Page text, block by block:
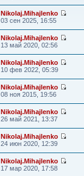
Nikolaj.Mihajlenko
03 сен 2025, 16:55
Nikolaj.Mihajlenko
13 май 2020, 02:56
Nikolaj.Mihajlenko
10 фев 2022, 05:39
Nikolaj.Mihajlenko
08 ноя 2015, 19:56
Nikolaj.Mihajlenko
26 май 2021, 13:37
Nikolaj.Mihajlenko
24 июн 2020, 12:39
Nikolaj.Mihajlenko
17 мар 2020, 17:58